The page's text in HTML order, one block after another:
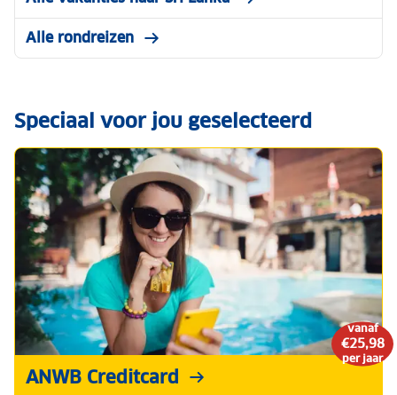
Alle rondreizen
Speciaal voor jou geselecteerd
vanaf
€25,98
per jaar
ANWB Creditcard